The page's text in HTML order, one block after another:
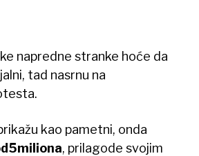
napredne stranke hoće da
tad nasrnu na
kao pametni, onda
, prilagode svojim